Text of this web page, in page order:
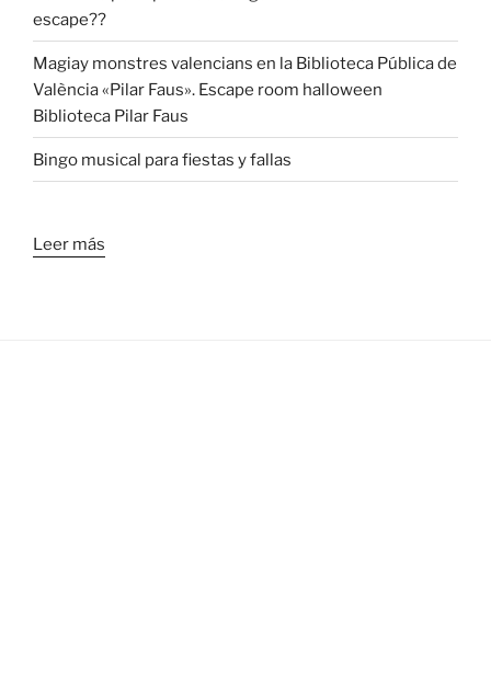
escape??
Magiay monstres valencians en la Biblioteca Pública de
València «Pilar Faus». Escape room halloween
Biblioteca Pilar Faus
Bingo musical para fiestas y fallas
Leer más